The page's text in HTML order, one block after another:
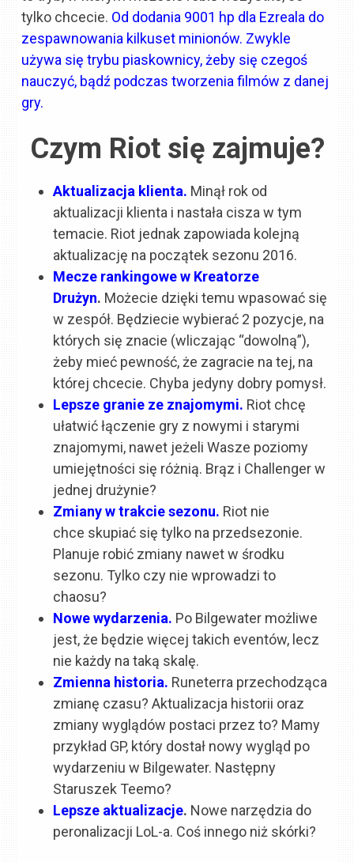
tylko chcecie. Od dodania 9001 hp dla Ezreala do
zespawnowania kilkuset minionów. Zwykle
używa się trybu piaskownicy, żeby się czegoś
nauczyć, bądź podczas tworzenia filmów z danej
gry.
Czym Riot się zajmuje?
Aktualizacja klienta. Minął rok od
aktualizacji klienta i nastała cisza w tym
temacie. Riot jednak zapowiada kolejną
aktualizację na początek sezonu 2016.
Mecze rankingowe w Kreatorze
Drużyn. Możecie dzięki temu wpasować się
w zespół. Będziecie wybierać 2 pozycje, na
których się znacie (wliczając “dowolną”),
żeby mieć pewność, że zagracie na tej, na
której chcecie. Chyba jedyny dobry pomysł.
Lepsze granie ze znajomymi. Riot chcę
ułatwić łączenie gry z nowymi i starymi
znajomymi, nawet jeżeli Wasze poziomy
umiejętności się różnią. Brąz i Challenger w
jednej drużynie?
Zmiany w trakcie sezonu. Riot nie
chce skupiać się tylko na przedsezonie.
Planuje robić zmiany nawet w środku
sezonu. Tylko czy nie wprowadzi to
chaosu?
Nowe wydarzenia. Po Bilgewater możliwe
jest, że będzie więcej takich eventów, lecz
nie każdy na taką skalę.
Zmienna historia. Runeterra przechodząca
zmianę czasu? Aktualizacja historii oraz
zmiany wyglądów postaci przez to? Mamy
przykład GP, który dostał nowy wygląd po
wydarzeniu w Bilgewater. Następny
Staruszek Teemo?
Lepsze aktualizacje. Nowe narzędzia do
peronalizacji LoL-a. Coś innego niż skórki?